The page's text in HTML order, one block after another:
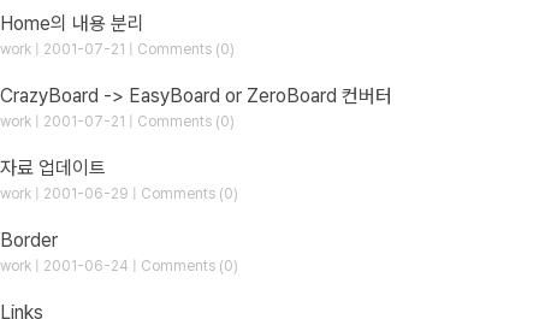
Home의 내용 분리
work | 2001-07-21 | Comments (0)
CrazyBoard -> EasyBoard or ZeroBoard 컨버터
work | 2001-07-21 | Comments (0)
자료 업데이트
work | 2001-06-29 | Comments (0)
Border
work | 2001-06-24 | Comments (0)
Links